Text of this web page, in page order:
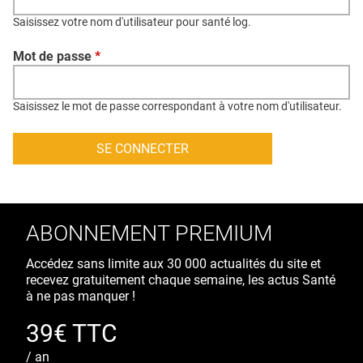
CONTACT
CRÉDITS
Saisissez votre nom d'utilisateur pour santé log.
Mot de passe *
Saisissez le mot de passe correspondant à votre nom d'utilisateur.
ABONNEMENT PREMIUM
Accédez sans limite aux 30 000 actualités du site et
recevez gratuitement chaque semaine, les actus Santé
à ne pas manquer !
39€ TTC
/ an